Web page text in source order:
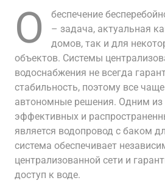
О
беспечение
– задача, актуальная
домов, так и для
объектов. Системы
водоснабжения не всегда
стабильность, поэтому все
автономные решения. Одним из
эффективных и
является водопровод с баком
система обеспечивает
централизованной сети и
доступ к воде.